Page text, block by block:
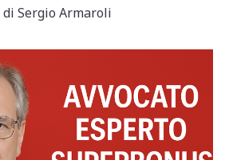
di Sergio Armaroli